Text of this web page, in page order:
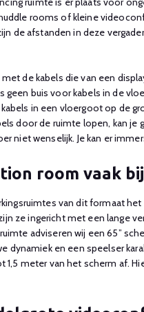
rooms of kleine
de afstanden in deze
de kabels die van een
buis voor kabels in de
in een vloergoot op de
door de ruimte lopen, kan
niet wenselijk. Je kan er
room vaak
van dit formaat
ze ingericht met een lange
adviseren wij een 65”
dynamiek en een speelser
1,5 meter van het scherm af.